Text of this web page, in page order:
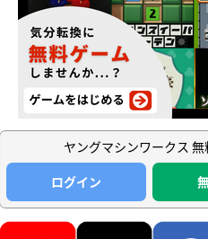
ヤングマシンワークス
ログイン